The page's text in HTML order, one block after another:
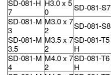
SD-081-H
7
H3.0 x 5
0
SD-081-S7
SD-081-M
3
M3.0 x 7
2
SD-081-S8
SD-081-M
3.5
M3.5 x 7
2
SD-081-T5
H
SD-081-M
4
M4.0 x 7
2
SD-081-T6
H